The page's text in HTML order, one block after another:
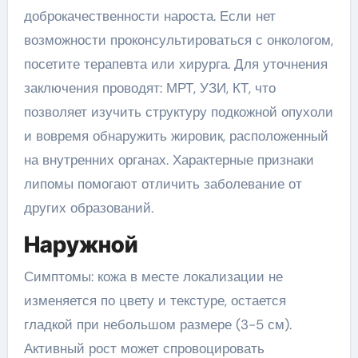
доброкачественности нароста. Если нет
возможности проконсультироваться с онкологом,
посетите терапевта или хирурга. Для уточнения
заключения проводят: МРТ, УЗИ, КТ, что
позволяет изучить структуру подкожной опухоли
и вовремя обнаружить жировик, расположенный
на внутренних органах. Характерные признаки
липомы помогают отличить заболевание от
других образований.
Наружной
Симптомы: кожа в месте локализации не
изменяется по цвету и текстуре, остается
гладкой при небольшом размере (3-5 см).
Активный рост может спровоцировать